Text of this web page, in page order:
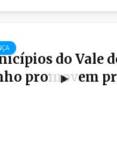
do Vale
promovem